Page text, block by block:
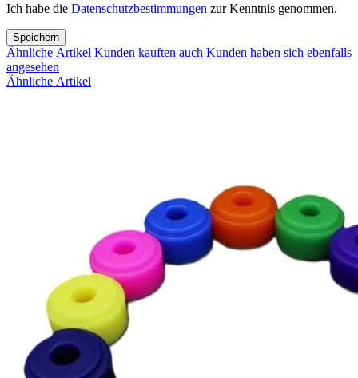
Ich habe die Datenschutzbestimmungen zur Kenntnis genommen.
Speichern
Ähnliche Artikel Kunden kauften auch Kunden haben sich ebenfalls
angesehen
Ähnliche Artikel